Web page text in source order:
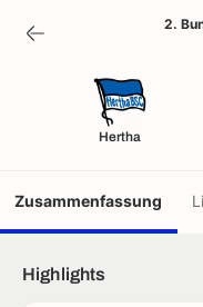
2.
Hertha
Zusammenfassung
Highlights